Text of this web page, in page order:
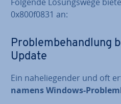
0x800f0831 an:
Pro­blem­be­hand­lung
Update
Ein na­he­lie­gen­der und oft
namens Windows-